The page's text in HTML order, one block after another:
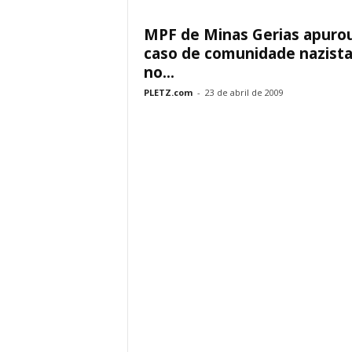
MPF de Minas Gerias
caso de comunidade nazista
no...
PLETZ.com - 23 de abril de 2009